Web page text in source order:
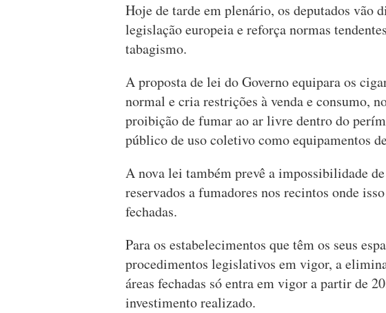
Hoje de tarde em plenário, os deputados vão
legislação europeia e reforça normas
tabagismo.
A proposta de lei do Governo equipara os
normal e cria restrições à venda e consumo,
proibição de fumar ao ar livre dentro do
público de uso coletivo como equipamentos
A nova lei também prevê a impossibilidade de
reservados a fumadores nos recintos onde
fechadas.
Para os estabelecimentos que têm os seus
procedimentos legislativos em vigor, a
áreas fechadas só entra em vigor a partir de
investimento realizado.